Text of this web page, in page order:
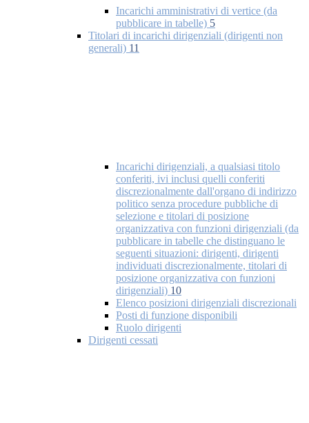
Incarichi amministrativi di vertice (da
pubblicare in tabelle) 5
Titolari di incarichi dirigenziali (dirigenti non
generali) 11
Incarichi dirigenziali, a qualsiasi titolo
conferiti, ivi inclusi quelli conferiti
discrezionalmente dall'organo di indirizzo
politico senza procedure pubbliche di
selezione e titolari di posizione
organizzativa con funzioni dirigenziali (da
pubblicare in tabelle che distinguano le
seguenti situazioni: dirigenti, dirigenti
individuati discrezionalmente, titolari di
posizione organizzativa con funzioni
dirigenziali) 10
Elenco posizioni dirigenziali discrezionali
Posti di funzione disponibili
Ruolo dirigenti
Dirigenti cessati